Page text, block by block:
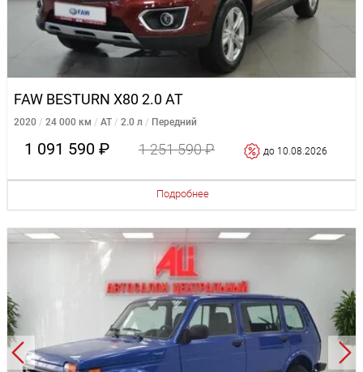
FAW BESTURN X80 2.0 AT
2020 24 000 км AT 2.0 л Передний
1 091 590 ₽ 1 251 590 ₽ до 10.08.2026
Подробнее